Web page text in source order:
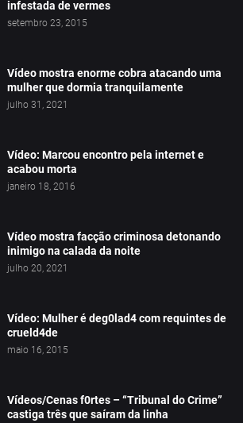
infestada de vermes
setembro 23, 2015
Vídeo mostra enorme cobra atacando uma
mulher que dormia tranquilamente
julho 31, 2021
Vídeo: Marcou encontro pela internet e
acabou morta
janeiro 18, 2016
Vídeo mostra facção criminosa detonando
inimigo na calada da noite
julho 20, 2021
Vídeo: Mulher é deg0lad4 com requintes de
crueld4de
maio 16, 2015
Vídeos/Cenas f0rtes – “Tribunal do Crime”
castiga três que saíram da linha